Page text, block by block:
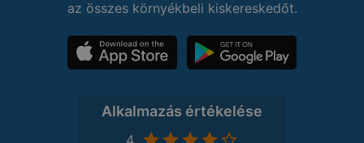
az összes környékbeli kiskereskedőt.
Alkalmazás értékelése
4